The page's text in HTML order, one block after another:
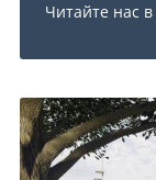
Читайте нас в